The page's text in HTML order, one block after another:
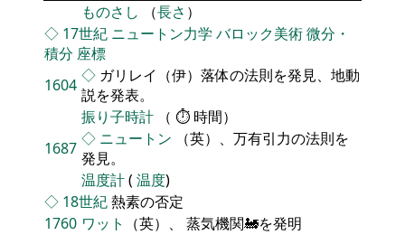
ものさし （長さ ）
◇ 17世紀 ニュートン力学 バロック美術微分・
積分 座標
1604 ◇ ガリレイ（伊）落体の法則を発見、地動
説を発表。
振り子時計 （ ⏱ 時間）
1687 ◇ ニュートン （英）、万有引力の法則を
発見。
温度計( 温度)
◇ 18世紀熱素の否定
1760 ワット
（英）、 蒸気機関🚂を発明